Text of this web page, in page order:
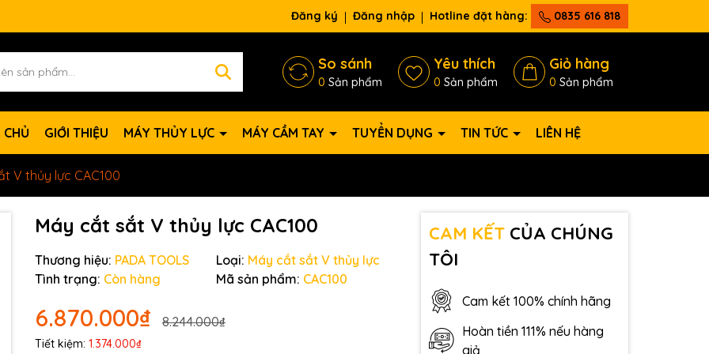
Đăng ký Đăng nhập Hotline đặt hàng: 0835 616 818
So sánh
0 Sản phẩm
Yêu thích
0 Sản phẩm
Giỏ hàng
0 Sản phẩm
GIỚI THIỆU MÁY THỦY LỰC MÁY CẦM TAY TUYỂN DỤNG TIN TỨC LIÊN HỆ
V thủy lực CAC100
Máy cắt sắt V thủy lực CAC100
Thương hiệu: PADA TOOLS Loại: Máy cắt sắt V thủy lực
Tình trạng: Còn hàng Mã sản phẩm: CAC100
6.870.000₫ 8.244.000₫
Tiết kiệm: 1.374.000₫
CAM KẾTCỦA CHÚNG
TÔI
Cam kết 100% chính hãng
Hoàn tiền 111% nếu hàng
giả